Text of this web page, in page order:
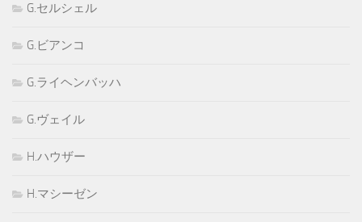
G.セルシェル
G.ビアンコ
G.ライヘンバッハ
G.ヴェイル
H.ハウザー
H.マシーゼン